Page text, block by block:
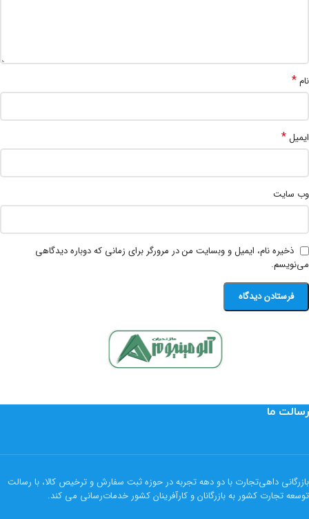
نام*
ایمیل*
وب‌ سایت
ذخیره نام، ایمیل و وبسایت من در مرورگر برای زمانی که دوباره دیدگاهی
می‌نویسم.
رسالت ما
بازرگانی داهی‌تجارت با دو دهه تجربه در حوزه ثبت سفارش و ترخیص کالا، با رسالت
توسعه تجارت کشور به بازرگانان و کارآفرینان کشور خدمات‌رسانی می کند.